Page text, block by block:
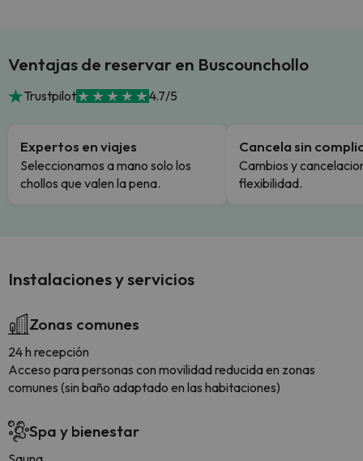
Ventajas de reservar en Buscounchollo
Trustpilot 4.7/5
Expertos en viajes
Seleccionamos a mano solo los
chollos que valen la pena.
Cancela sin
Cambios y
flexibilidad.
Instalaciones y servicios
Zonas comunes
24 h recepción
Acceso para personas con movilidad reducida en zonas
comunes (sin baño adaptado en las habitaciones)
Spa y bienestar